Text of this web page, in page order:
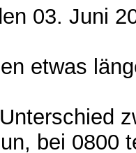
03. Juni
etwas
bei 0800